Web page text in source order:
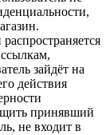
зайдёт на
действия
принявший
не входит в